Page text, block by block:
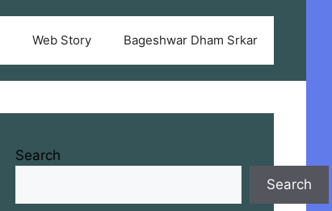
Web Story Bageshwar Dham Srkar
Search
Search